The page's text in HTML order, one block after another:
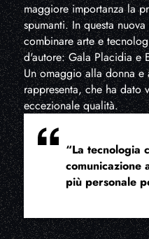
maggiore importanza la
spumanti. In questa
combinare arte e
d'autore: Gala Placidia e
Un omaggio alla donna e
rappresenta, che ha dato
eccezionale qualità.
“La tecnologia
comunicazione
più personale